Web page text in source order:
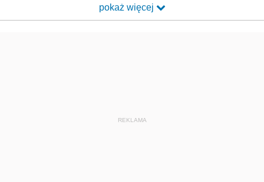
pokaż więcej
REKLAMA